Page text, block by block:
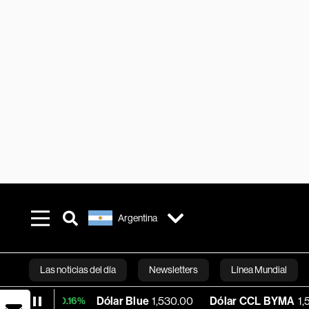
Argentina
Las noticias del día Newsletters Línea Mundial
Bloomberg
Dólar Blue 1,530.00 Dólar CCL BYMA 1,576.23